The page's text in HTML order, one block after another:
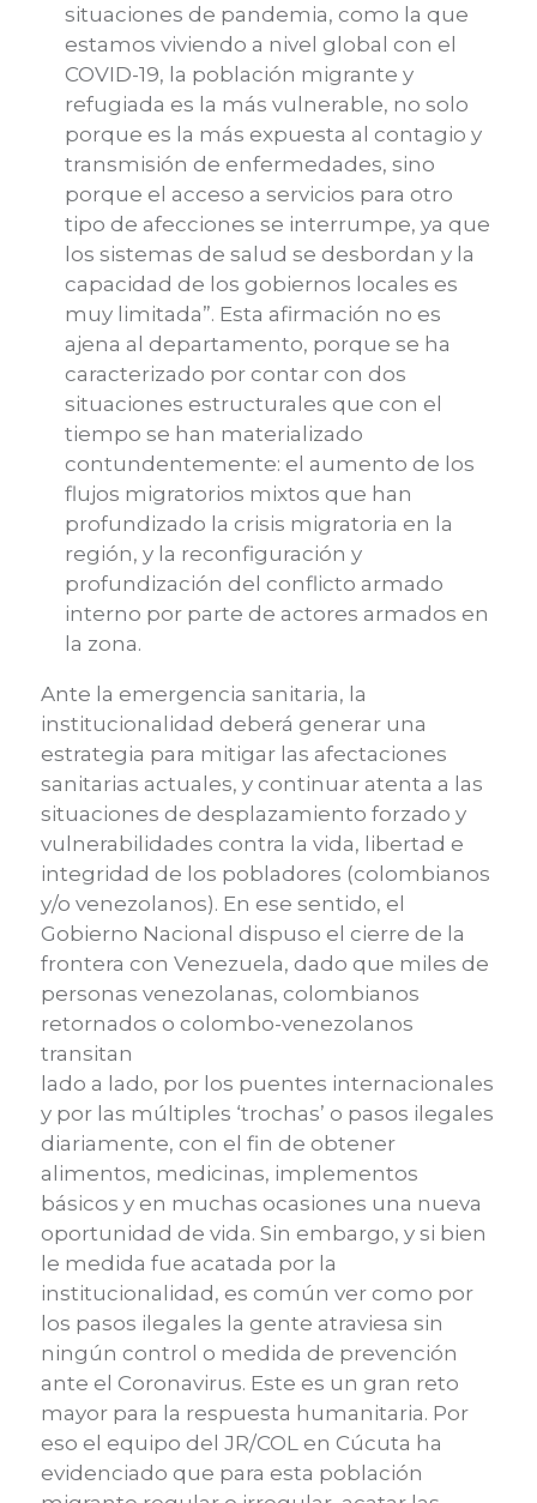
situaciones de pandemia, como la que
estamos viviendo a nivel global con el
COVID-19, la población migrante y
refugiada es la más vulnerable, no solo
porque es la más expuesta al contagio y
transmisión de enfermedades, sino
porque el acceso a servicios para otro
tipo de afecciones se interrumpe, ya que
los sistemas de salud se desbordan y la
capacidad de los gobiernos locales es
muy limitada”. Esta afirmación no es
ajena al departamento, porque se ha
caracterizado por contar con dos
situaciones estructurales que con el
tiempo se han materializado
contundentemente: el aumento de los
flujos migratorios mixtos que han
profundizado la crisis migratoria en la
región, y la reconfiguración y
profundización del conflicto armado
interno por parte de actores armados en
la zona.
Ante la emergencia sanitaria, la
institucionalidad deberá generar una
estrategia para mitigar las afectaciones
sanitarias actuales, y continuar atenta a las
situaciones de desplazamiento forzado y
vulnerabilidades contra la vida, libertad e
integridad de los pobladores (colombianos
y/o venezolanos). En ese sentido, el
Gobierno Nacional dispuso el cierre de la
frontera con Venezuela, dado que miles de
personas venezolanas, colombianos
retornados o colombo-venezolanos
transitan
lado a lado, por los puentes internacionales
y por las múltiples ‘trochas’ o pasos ilegales
diariamente, con el fin de obtener
alimentos, medicinas, implementos
básicos y en muchas ocasiones una nueva
oportunidad de vida. Sin embargo, y si bien
le medida fue acatada por la
institucionalidad, es común ver como por
los pasos ilegales la gente atraviesa sin
ningún control o medida de prevención
ante el Coronavirus. Este es un gran reto
mayor para la respuesta humanitaria. Por
eso el equipo del JR/COL en Cúcuta ha
evidenciado que para esta población